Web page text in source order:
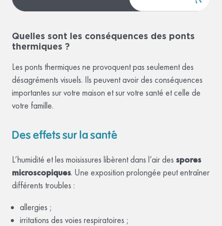
Quelles sont les conséquences des ponts
thermiques ?
Les ponts thermiques ne provoquent pas seulement des
désagréments visuels. Ils peuvent avoir des conséquences
importantes sur votre maison et sur votre santé et celle de
votre famille.
Des effets sur la santé
L’humidité et les moisissures libèrent dans l’air des spores
microscopiques. Une exposition prolongée peut entraîner
différents troubles :
allergies ;
irritations des voies respiratoires ;